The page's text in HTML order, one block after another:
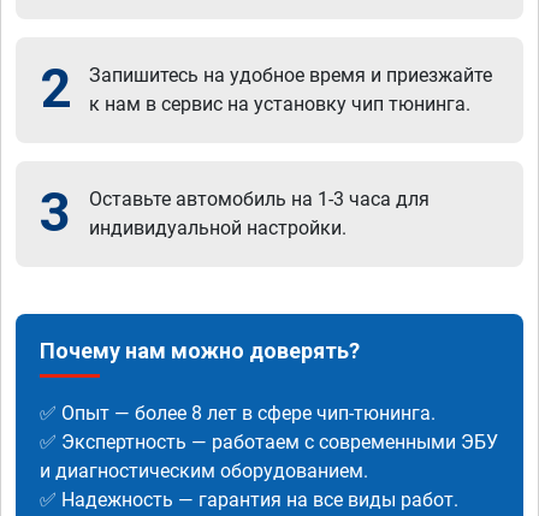
2
Запишитесь на удобное время и приезжайте
к нам в сервис на установку чип тюнинга.
3
Оставьте автомобиль на 1-3 часа для
индивидуальной настройки.
Почему нам можно доверять?
✅ Опыт — более 8 лет в сфере чип-тюнинга.
✅ Экспертность — работаем с современными ЭБУ
и диагностическим оборудованием.
✅ Надежность — гарантия на все виды работ.